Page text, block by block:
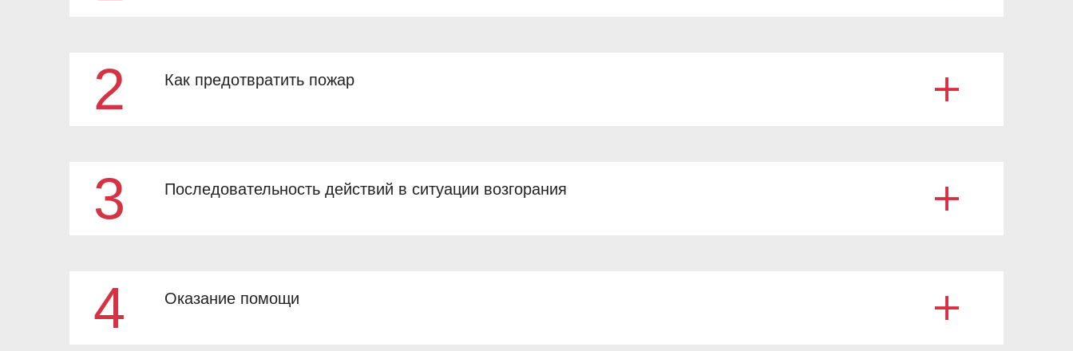
2 Как предотвратить пожар
3 Последовательность действий в ситуации возгорания
4 Оказание помощи